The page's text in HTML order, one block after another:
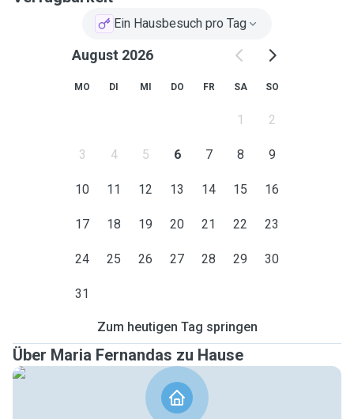
Ein Hausbesuch pro Tag
August 2026
MO DI MI DO FR SA SO
1 2
3 4 5 6 7 8 9
10 11 12 13 14 15 16
17 18 19 20 21 22 23
24 25 26 27 28 29 30
31
Zum heutigen Tag springen
Über Maria Fernandas zu Hause